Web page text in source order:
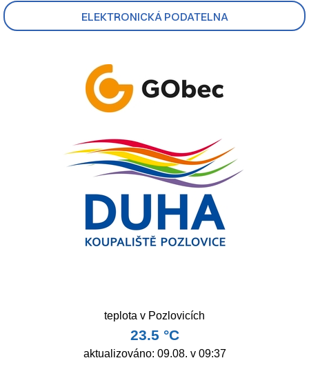
ELEKTRONICKÁ PODATELNA